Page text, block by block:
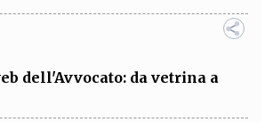
dell'Avvocato: da vetrina a